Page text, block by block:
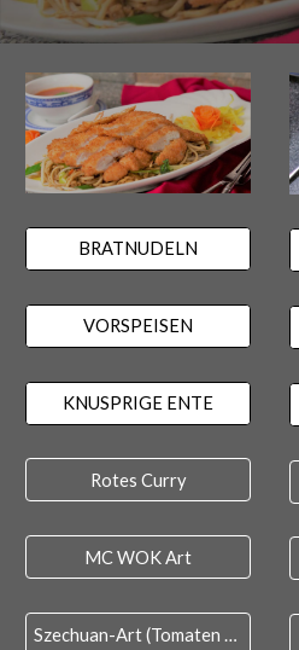
BRATNUDELN
VORSPEISEN
KNUSPRIGE ENTE
Rotes Curry
MC WOK Art
Szechuan-Art (Tomaten Soße)